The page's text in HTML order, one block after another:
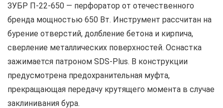
ЗУБР П-22-650 — перфоратор от отечественного
бренда мощностью 650 Вт. Инструмент рассчитан на
бурение отверстий, долбление бетона и кирпича,
сверление металлических поверхностей. Оснастка
зажимается патроном SDS-Plus. В конструкции
предусмотрена предохранительная муфта,
прекращающая передачу крутящего момента в случае
заклинивания бура.